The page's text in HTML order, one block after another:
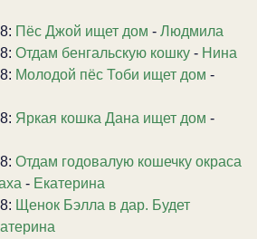
Пёс Джой ищет дом - Людмила
Отдам бенгальскую кошку - Нина
Молодой пёс Тоби ищет дом -
Яркая кошка Дана ищет дом -
Отдам годовалую кошечку окраса
- Екатерина
Щенок Бэлла в дар. Будет